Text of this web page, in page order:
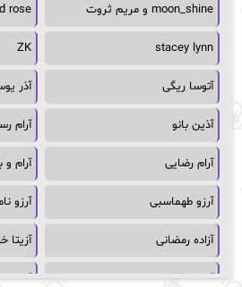
moon_shine و مریم ثروت rose
stacey lynn
ZK
آتوسا ریگی آذر
آذین بانو آرام
آرام رضایی آرام
آرزو طهماسبی آرزو
آزاده رمضانی آزیتا
آسمان64 آسمان۶۵